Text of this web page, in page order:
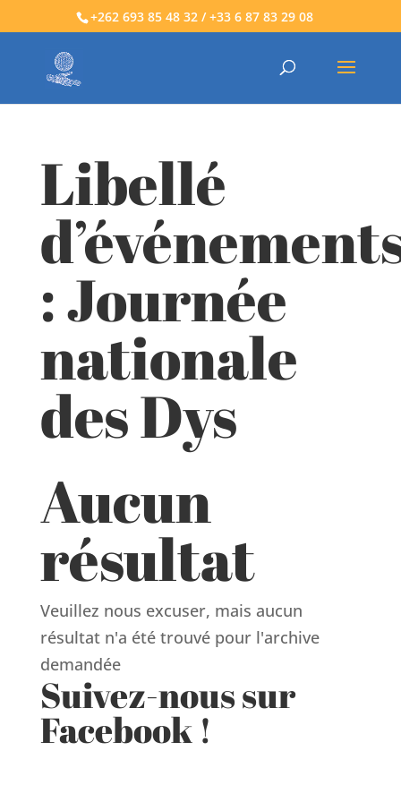
+262 693 85 48 32 / +33 6 87 83 29 08
Libellé
:Journée
nationale
des Dys
Aucun
résultat
Veuillez nous excuser, mais aucun
résultat n'a été trouvé pour l'archive
demandée
Suivez-nous sur
Facebook !